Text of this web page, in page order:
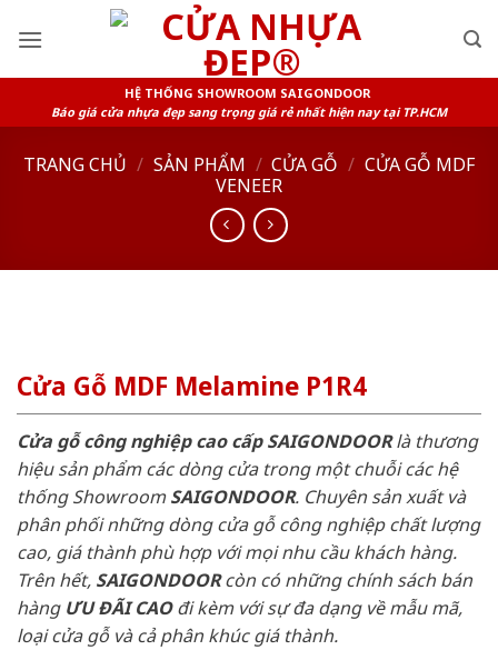
HỆ THỐNG SHOWROOM SAIGONDOOR
Báo giá cửa nhựa đẹp sang trọng giá rẻ nhất hiện nay tại TP.HCM
TRANG CHỦ / SẢN PHẨM / CỬA GỖ / CỬA GỖ MDF
VENEER
Cửa Gỗ MDF Melamine P1R4
Cửa gỗ công nghiệp cao cấp SAIGONDOORlà thương
hiệu sản phẩm các dòng cửa trong một chuỗi các hệ
thống ShowroomSAIGONDOOR. Chuyên sản xuất và
phân phối những dòng cửa gỗ công nghiệp chất lượng
cao, giá thành phù hợp với mọi nhu cầu khách hàng.
Trên hết, SAIGONDOORcòn có những chính sách bán
hàng ƯU ĐÃI CAOđi kèm với sự đa dạng về mẫu mã,
loại cửa gỗ và cả phân khúc giá thành.